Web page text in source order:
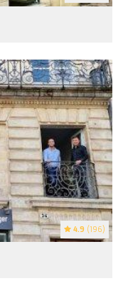
4.9 (196)